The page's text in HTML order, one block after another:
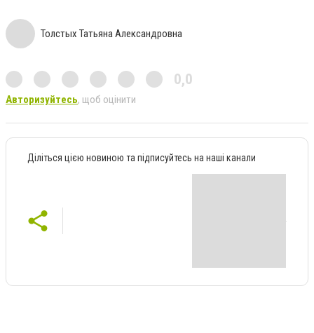
Толстых Татьяна Александровна
0,0
Авторизуйтесь, щоб оцінити
Діліться цією новиною та підписуйтесь на наші канали